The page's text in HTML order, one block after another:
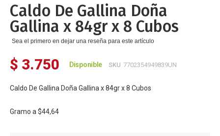
la
galería
de
imágenes
Caldo De Gallina Doña
Gallina x 84gr x 8 Cubos
Sea el primero en dejar una reseña para este artículo
$ 3.750 Disponible SKU 7702354949839UN
Caldo De Gallina Doña Gallina x 84gr x 8 Cubos
Gramo a $44,64